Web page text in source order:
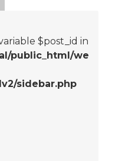
$post_id in
public_html/we
sidebar.php